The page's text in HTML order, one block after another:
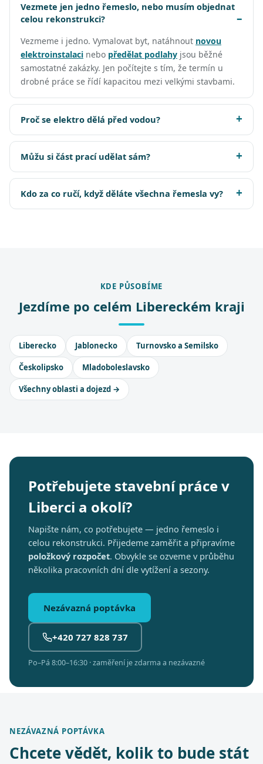
Vezmete jen jedno řemeslo, nebo musím objednat
celou rekonstrukci?
Vezmeme i jedno. Vymalovat byt, natáhnout novou
elektroinstalaci nebo předělat podlahy jsou běžné
samostatné zakázky. Jen počítejte s tím, že termín u
drobné práce se řídí kapacitou mezi velkými stavbami.
Proč se elektro dělá před vodou?
Můžu si část prací udělat sám?
Kdo za co ručí, když děláte všechna řemesla vy?
KDE PŮSOBÍME
Jezdíme po celém Libereckém kraji
Liberecko Jablonecko Turnovsko a Semilsko
Českolipsko Mladoboleslavsko
Všechny oblasti a dojezd →
Potřebujete stavební práce v
Liberci a okolí?
Napište nám, co potřebujete — jedno řemeslo i
celou rekonstrukci. Přijedeme zaměřit a připravíme
položkový rozpočet. Obvykle se ozveme v průběhu
několika pracovních dní dle vytížení a sezony.
Nezávazná poptávka
+420 727 828 737
Po–Pá 8:00–16:30 · zaměření je zdarma a nezávazné
NEZÁVAZNÁ POPTÁVKA
Chcete vědět, kolik to bude stát